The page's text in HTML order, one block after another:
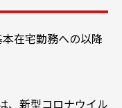
在宅勤務への以降
、新型コロナウイル